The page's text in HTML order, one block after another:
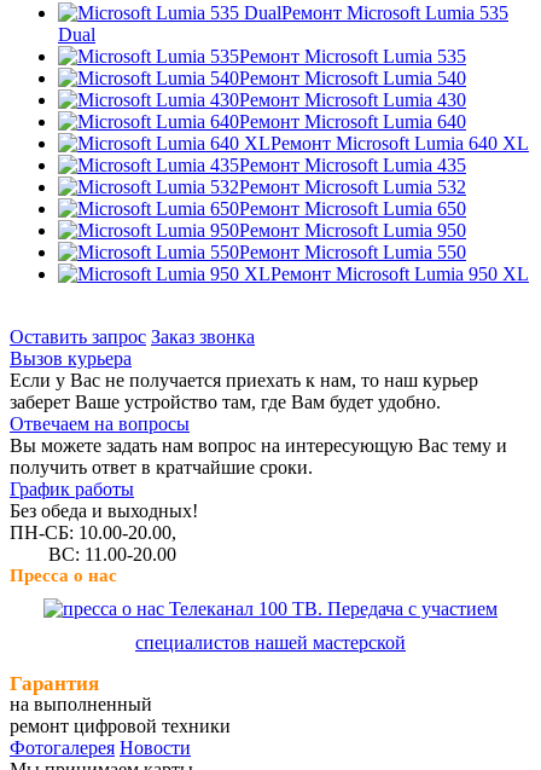
Ремонт Microsoft Lumia 535
Dual
Ремонт Microsoft Lumia 535
Ремонт Microsoft Lumia 540
Ремонт Microsoft Lumia 430
Ремонт Microsoft Lumia 640
Ремонт Microsoft Lumia 640 XL
Ремонт Microsoft Lumia 435
Ремонт Microsoft Lumia 532
Ремонт Microsoft Lumia 650
Ремонт Microsoft Lumia 950
Ремонт Microsoft Lumia 550
Ремонт Microsoft Lumia 950 XL
Оставить запрос Заказ звонка
Вызов курьера
Если у Вас не получается приехать к нам, то наш курьер
заберет Ваше устройство там, где Вам будет удобно.
Отвечаем на вопросы
Вы можете задать нам вопрос на интересующую Вас тему и
получить ответ в кратчайшие сроки.
График работы
Без обеда и выходных!
ПН-СБ: 10.00-20.00,
ВС: 11.00-20.00
Пресса о нас
Телеканал 100 ТВ. Передача с участием
специалистов нашей мастерской
Гарантия
на выполненный
ремонт цифровой техники
Фотогалерея Новости